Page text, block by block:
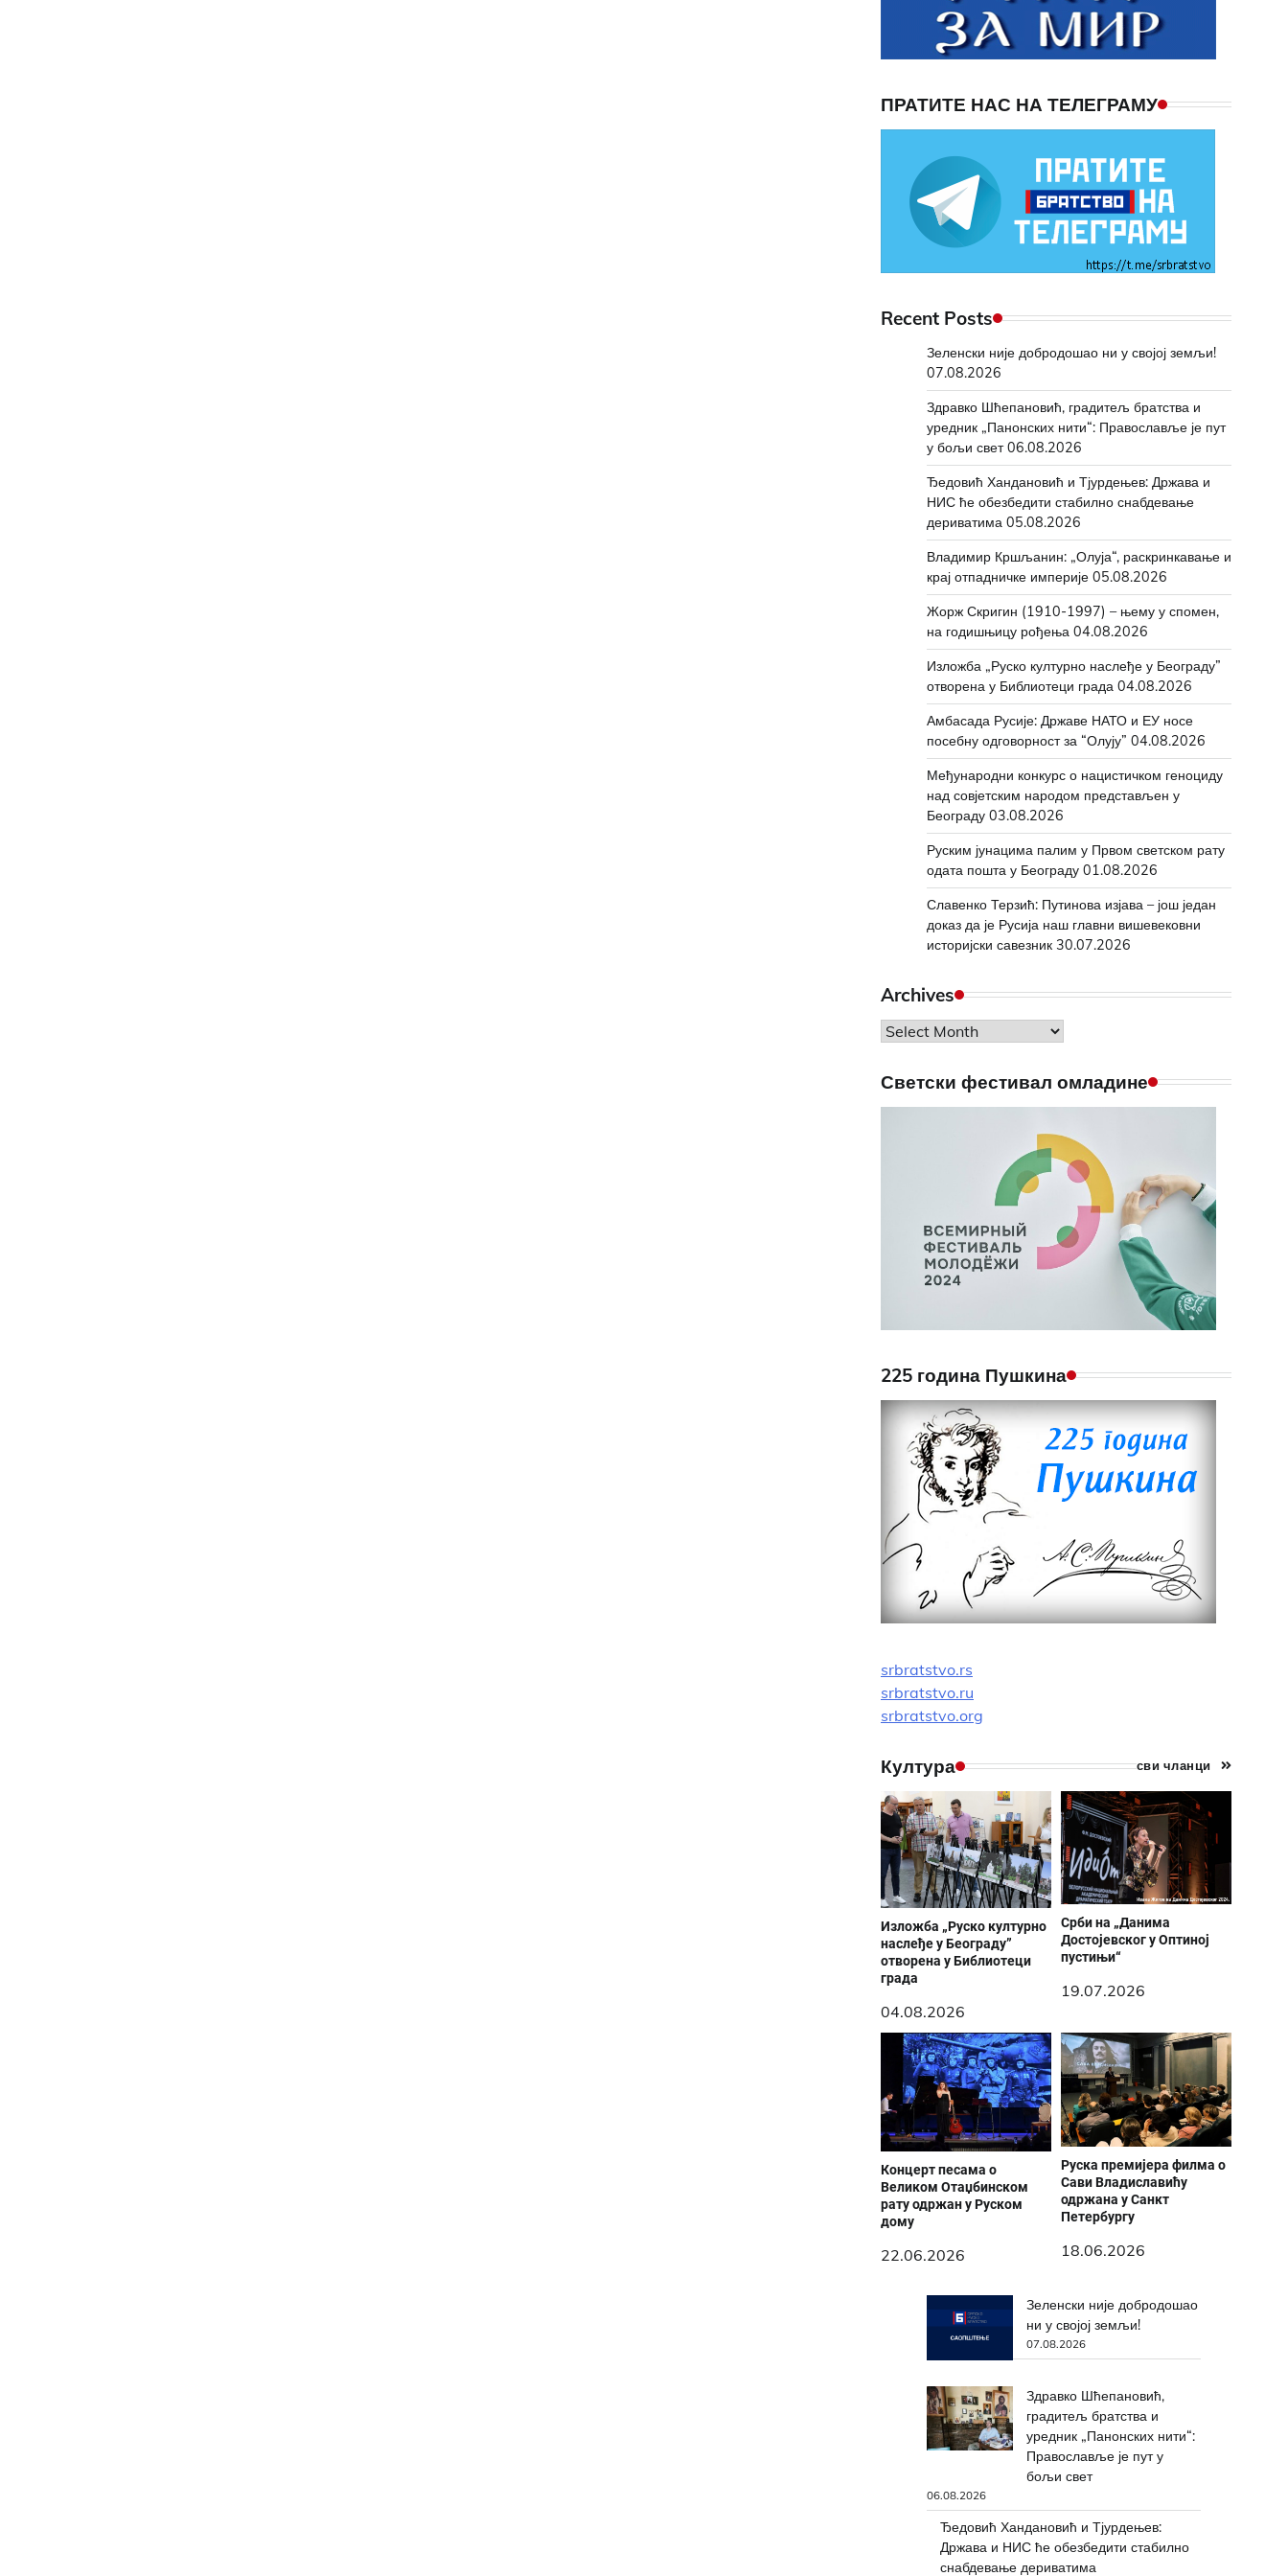
ПРАТИТЕ НАС НА ТЕЛЕГРАМУ
Recent Posts
Зеленски није добродошао ни у својој земљи!
07.08.2026
Здравко Шћепановић, градитељ братства и
уредник „Панонских нити“: Православље је пут
у бољи свет 06.08.2026
Ђедовић Хандановић и Тјурдењев: Држава и
НИС ће обезбедити стабилно снабдевање
дериватима 05.08.2026
Владимир Кршљанин: „Олуја“, раскринкавање и
крај отпадничке империје 05.08.2026
Жорж Скригин (1910-1997) – њему у спомен,
на годишњицу рођења 04.08.2026
Изложба „Руско културно наслеђе у Београду”
отворена у Библиотеци града 04.08.2026
Амбасада Русије: Државе НАТО и ЕУ носе
посебну одговорност за “Олују” 04.08.2026
Међународни конкурс о нацистичком геноциду
над совјетским народом представљен у
Београду 03.08.2026
Руским јунацима палим у Првом светском рату
одата пошта у Београду 01.08.2026
Славенко Терзић: Путинова изјава – још један
доказ да је Русија наш главни вишевековни
историјски савезник 30.07.2026
Archives
Archives
Светски фестивал омладине
225 година Пушкина
srbratstvo.rs
srbratstvo.ru
srbratstvo.org
Култура сви чланци
Изложба „Руско културно
наслеђе у Београду”
отворена у Библиотеци
града
04.08.2026
Срби на „Данима
Достојевског у Оптиној
пустињи“
19.07.2026
Концерт песама о
Великом Отаџбинском
рату одржан у Руском
дому
22.06.2026
Руска премијера филма о
Сави Владиславићу
одржана у Санкт
Петербургу
18.06.2026
Зеленски није добродошао
ни у својој земљи!
07.08.2026
Здравко Шћепановић,
градитељ братства и
уредник „Панонских нити“:
Православље је пут у
бољи свет
06.08.2026
Ђедовић Хандановић и Тјурдењев:
Држава и НИС ће обезбедити стабилно
снабдевање дериватима